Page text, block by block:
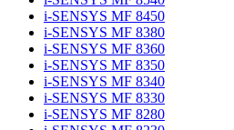
i-SENSYS MF 8450
i-SENSYS MF 8380
i-SENSYS MF 8360
i-SENSYS MF 8350
i-SENSYS MF 8340
i-SENSYS MF 8330
i-SENSYS MF 8280